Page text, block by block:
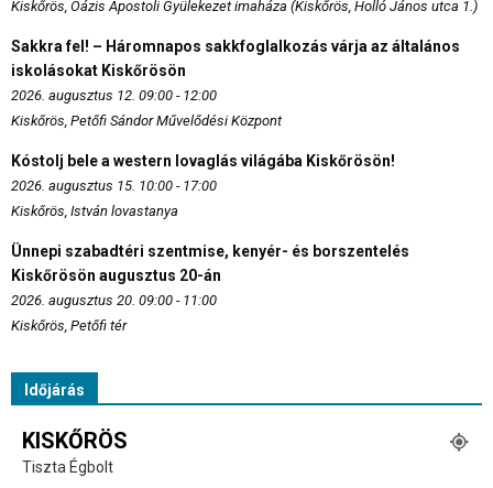
Kiskőrös, Oázis Apostoli Gyülekezet imaháza (Kiskőrös, Holló János utca 1.)
Sakkra fel! – Háromnapos sakkfoglalkozás várja az általános
iskolásokat Kiskőrösön
2026. augusztus 12. 09:00 - 12:00
Kiskőrös, Petőfi Sándor Művelődési Központ
Kóstolj bele a western lovaglás világába Kiskőrösön!
2026. augusztus 15. 10:00 - 17:00
Kiskőrös, István lovastanya
Ünnepi szabadtéri szentmise, kenyér- és borszentelés
Kiskőrösön augusztus 20-án
2026. augusztus 20. 09:00 - 11:00
Kiskőrös, Petőfi tér
Időjárás
KISKŐRÖS
Tiszta Égbolt